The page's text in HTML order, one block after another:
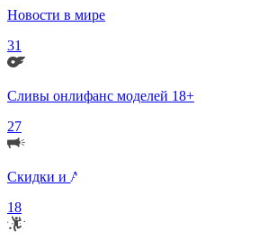
Новости в мире
31
Сливы онлифанс моделей 18+
27
Скидки и Акции
18